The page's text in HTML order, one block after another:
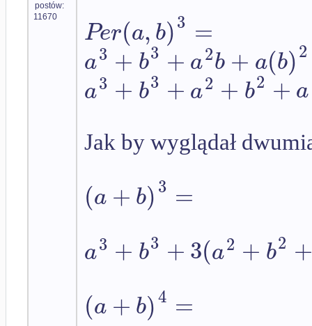
postów:
11670
Per(a,b)3 =
a3 + b3 + a2b + a(b)2
a3 + b3 + a2 + b2 +a
Jak by wyglądał
(a + b)3 =
a3 + b3 +3(a2 + b2 +
(a + b)4 =